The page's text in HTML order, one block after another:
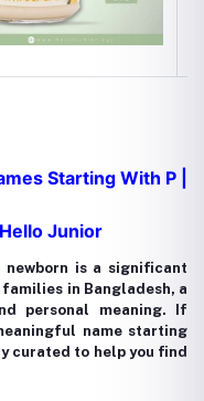
Starting With P |
Junior
is a significant
in Bangladesh, a
personal meaning. If
name starting
curated to help you find